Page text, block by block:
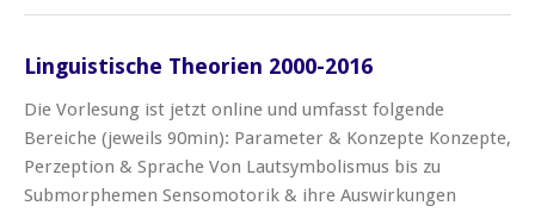
Linguistische Theorien 2000-2016
Die Vorlesung ist jetzt online und umfasst folgende
Bereiche (jeweils 90min): Parameter & Konzepte Konzepte,
Perzeption & Sprache Von Lautsymbolismus bis zu
Submorphemen Sensomotorik & ihre Auswirkungen